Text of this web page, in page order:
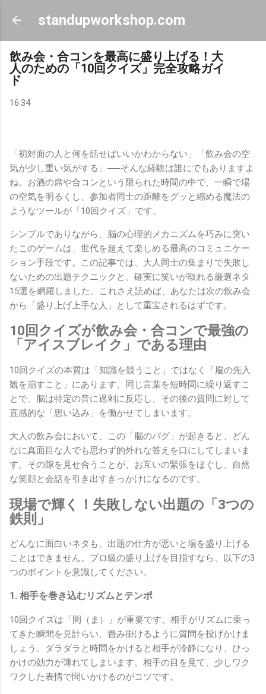
スキップしてメイン コンテンツに移動
standupworkshop.com
飲み会・合コンを最高に盛り上げる！大
人のための「10回クイズ」完全攻略ガイ
ド
16:34
「初対面の人と何を話せばいいかわからない」「飲み会の空
気が少し重い気がする」──そんな経験は誰にでもありますよ
ね。お酒の席や合コンという限られた時間の中で、一瞬で場
の空気を明るくし、参加者同士の距離をグッと縮める魔法の
ようなツールが「10回クイズ」です。
シンプルでありながら、脳の心理的メカニズムを巧みに突い
たこのゲームは、世代を超えて楽しめる最高のコミュニケー
ション手段です。この記事では、大人同士の集まりで失敗し
ないための出題テクニックと、確実に笑いが取れる厳選ネタ
15選を網羅しました。これさえ読めば、あなたは次の飲み会
から「盛り上げ上手な人」として重宝されるはずです。
10回クイズが飲み会・合コンで最強の
「アイスブレイク」である理由
10回クイズの本質は「知識を競うこと」ではなく「脳の先入
観を崩すこと」にあります。同じ言葉を短時間に繰り返すこ
とで、脳は特定の音に過剰に反応し、その後の質問に対して
直感的な「思い込み」を働かせてしまいます。
大人の飲み会において、この「脳のバグ」が起きると、どん
なに真面目な人でも思わず的外れな答えを口にしてしまいま
す。その隙を見せ合うことが、お互いの緊張をほぐし、自然
な笑顔と会話を引き出すきっかけになるのです。
現場で輝く！失敗しない出題の「3つの
鉄則」
どんなに面白いネタも、出題の仕方が悪いと場を盛り上げる
ことはできません。プロ級の盛り上げを目指すなら、以下の3
つのポイントを意識してください。
1. 相手を巻き込むリズムとテンポ
10回クイズは「間（ま）」が重要です。相手がリズムに乗っ
てきた瞬間を見計らい、畳み掛けるように質問を投げかけま
しょう。ダラダラと時間をかけると相手が冷静になり、ひっ
かけの効力が薄れてしまいます。相手の目を見て、少しワク
ワクした表情で問いかけるのがコツです。